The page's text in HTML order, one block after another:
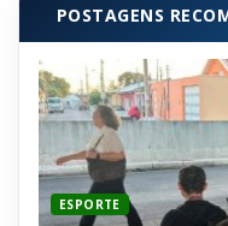
POSTAGENS
ESPORTE